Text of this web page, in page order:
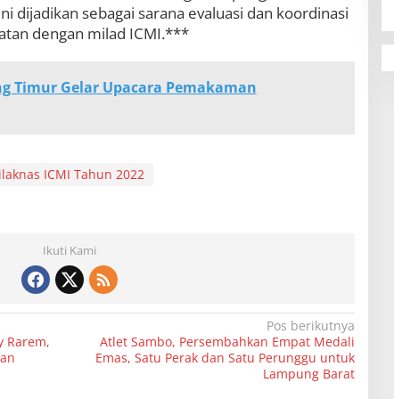
dijadikan sebagai sarana evaluasi dan koordinasi
dengan milad ICMI.***
Timur Gelar Upacara Pemakaman
ICMI Tahun 2022
Ikuti Kami
Rarem,
Pos berikutnya
Atlet Sambo, Persembahkan Empat Medali
Emas, Satu Perak dan Satu Perunggu untuk
Lampung Barat